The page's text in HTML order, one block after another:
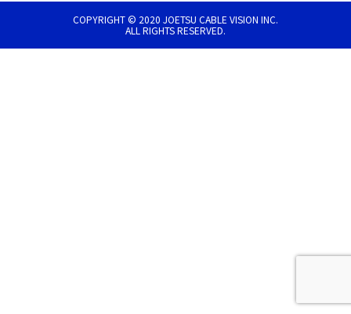
COPYRIGHT © 2020 JOETSU CABLE VISION INC.
ALL RIGHTS RESERVED.